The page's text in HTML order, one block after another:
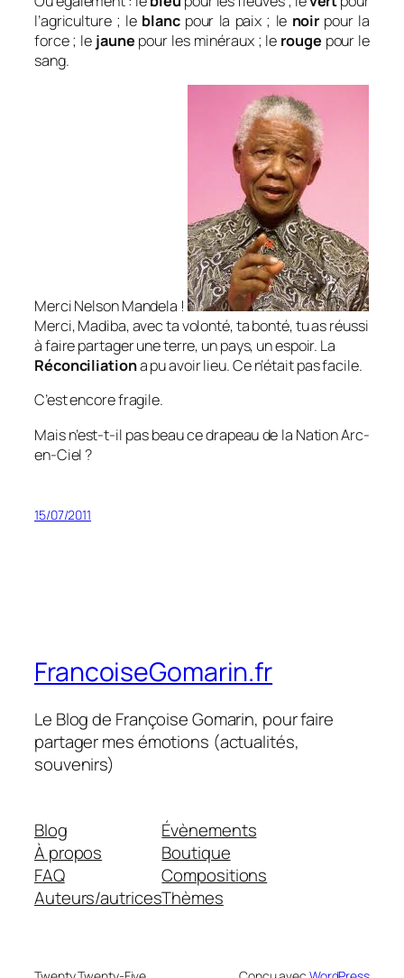
l’agriculture ; le blancpour la paix ; le noir pour la
force ; le jaune pour les minéraux ; le rouge pour le
sang.
Merci Nelson Mandela !
Merci, Madiba, avec ta volonté, ta bonté, tu as réussi
à faire partager une terre, un pays, un espoir. La
Réconciliationa pu avoir lieu. Ce n’était pas facile.
C’est encore fragile.
Mais n’est-t-il pas beau ce drapeau de la Nation Arc-
en-Ciel ?
15/07/2011
FrancoiseGomarin.fr
Le Blog de Françoise Gomarin, pour faire
partager mes émotions (actualités,
souvenirs)
Blog
À propos
FAQ
Auteurs/autrices
Évènements
Boutique
Compositions
Thèmes